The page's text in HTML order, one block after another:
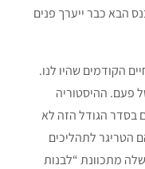
הבא כבר ייערך פנים
הקודמים שהיו לנו.
פעם. ההיסטוריה
בסדר הגודל הזה לא
הטריגר לתהליכים
מתכוונת “לבנות